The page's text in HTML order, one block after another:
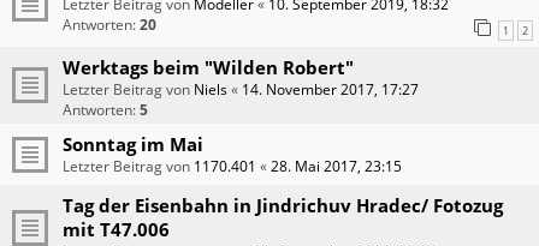
Antworten:20 1 2
Werktags beim "Wilden Robert"
Letzter Beitrag von Niels« 14. November 2017, 17:27
Antworten:5
Sonntag im Mai
Letzter Beitrag von 1170.401 «28. Mai 2017, 23:15
Tag der Eisenbahn in Jindrichuv Hradec/ Fotozug
mit T47.006